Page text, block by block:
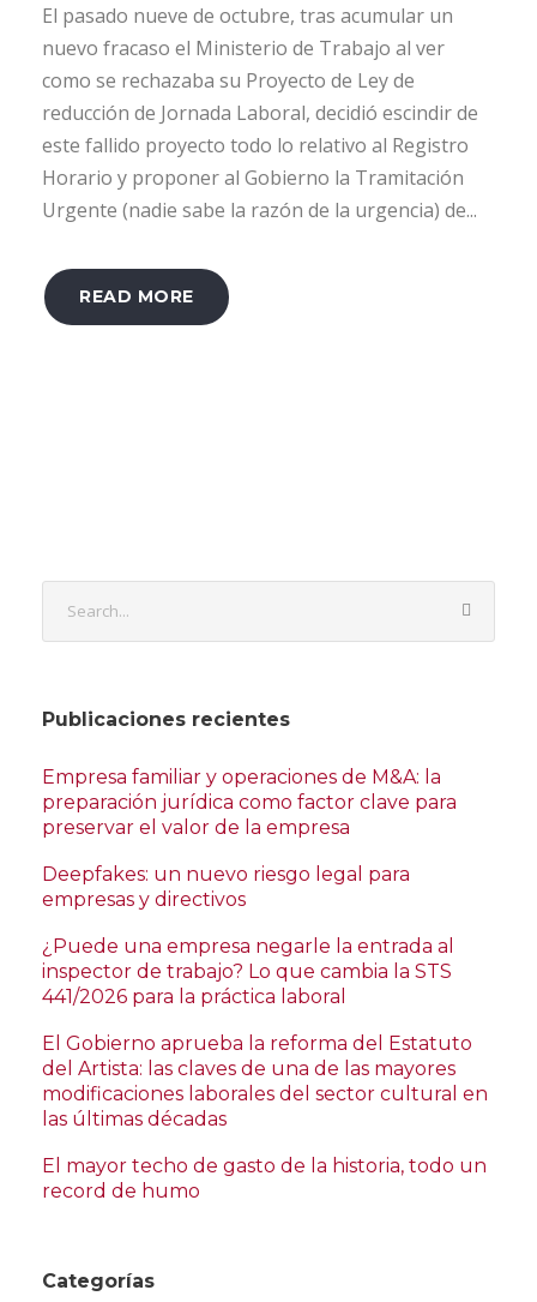
El pasado nueve de octubre, tras acumular un
nuevo fracaso el Ministerio de Trabajo al ver
como se rechazaba su Proyecto de Ley de
reducción de Jornada Laboral, decidió escindir de
este fallido proyecto todo lo relativo al Registro
Horario y proponer al Gobierno la Tramitación
Urgente (nadie sabe la razón de la urgencia) de...
READ MORE
Publicaciones recientes
Empresa familiar y operaciones de M&A: la
preparación jurídica como factor clave para
preservar el valor de la empresa
Deepfakes: un nuevo riesgo legal para
empresas y directivos
¿Puede una empresa negarle la entrada al
inspector de trabajo? Lo que cambia la STS
441/2026 para la práctica laboral
El Gobierno aprueba la reforma del Estatuto
del Artista: las claves de una de las mayores
modificaciones laborales del sector cultural en
las últimas décadas
El mayor techo de gasto de la historia, todo un
record de humo
Categorías